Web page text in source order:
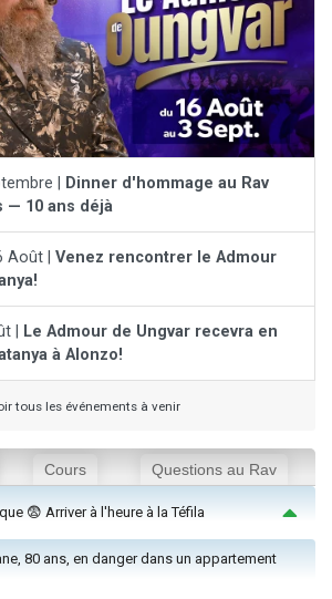
|
Dinner d'hommage au Rav
— 10 ans déjà
Août | Venez rencontrer le Admour
|
Le Admour de Ungvar recevra en
à Alonzo!
tous les événements à venir
Cours Questions au Rav
😨 Arriver à l'heure à la Téfila
80 ans, en danger dans un appartement